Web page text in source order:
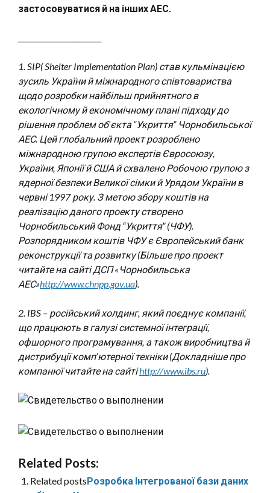
застосовуватися й на інших АЕС.
1. SIP( Shelter Implementation Plan) став кульмінацією
зусиль України й міжнародного співтовариства
щодо розробки найбільш прийнятного в
екологічному й економічному плані підходу до
рішення проблем об’єкта “Укриття” Чорнобильської
АЕС. Цей глобальний проект розроблено
міжнародною групою експертів Євросоюзу,
України, Японії й США й схвалено Робочою групою з
ядерної безпеки Великої сімки й Урядом України в
червні 1997 року. З метою збору коштів на
реалізацію даного проекту створено
Чорнобильський Фонд “Укриття” (ЧФУ).
Розпорядником коштів ЧФУ є Європейський банк
реконструкції та розвитку (Більше про проект
читайте на сайті ДСП «Чорнобильська
АЕС»http://www.chnpp.gov.ua).
2. IBS – російський холдинг, який поєднує компанії,
що працюють в галузі системної інтеграції,
офшорного програмування, а також виробництва й
дистрибуції комп’ютерної техніки (Докладніше про
компанюї читайте на сайтіhttp://www.ibs.ru).
Related Posts:
Related postsРозробка Інтегрованої бази даних